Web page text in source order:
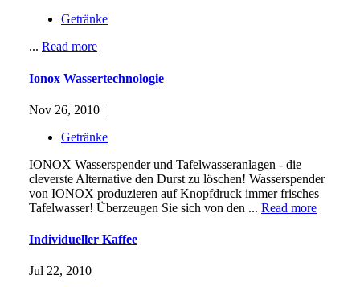
Getränke
... Read more
Ionox Wassertechnologie
Nov 26, 2010 |
Getränke
IONOX Wasserspender und Tafelwasseranlagen - die
cleverste Alternative den Durst zu löschen! Wasserspender
von IONOX produzieren auf Knopfdruck immer frisches
Tafelwasser! Überzeugen Sie sich von den ... Read more
Individueller Kaffee
Jul 22, 2010 |